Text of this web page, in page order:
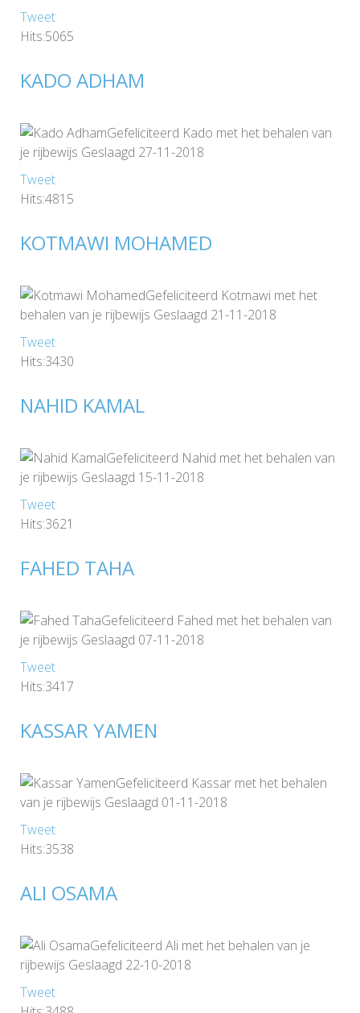
Tweet
Hits:5065
KADO ADHAM
Gefeliciteerd Kado met het behalen van
je rijbewijs Geslaagd 27-11-2018
Tweet
Hits:4815
KOTMAWI MOHAMED
Gefeliciteerd Kotmawi met het
behalen van je rijbewijs Geslaagd 21-11-2018
Tweet
Hits:3430
NAHID KAMAL
Gefeliciteerd Nahid met het behalen van
je rijbewijs Geslaagd 15-11-2018
Tweet
Hits:3621
FAHED TAHA
Gefeliciteerd Fahed met het behalen van
je rijbewijs Geslaagd 07-11-2018
Tweet
Hits:3417
KASSAR YAMEN
Gefeliciteerd Kassar met het behalen
van je rijbewijs Geslaagd 01-11-2018
Tweet
Hits:3538
ALI OSAMA
Gefeliciteerd Ali met het behalen van je
rijbewijs Geslaagd 22-10-2018
Tweet